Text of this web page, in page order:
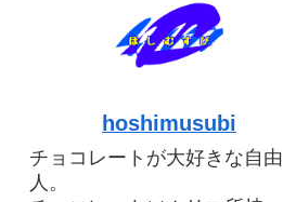
hoshimusubi
チョコレートが大好きな自由
人。